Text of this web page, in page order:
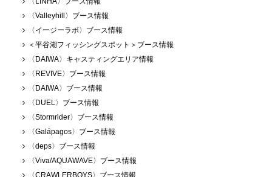
〈Valleyhill〉ブース情報
〈イージーラボ〉ブース情報
＜平谷湖フィッシングスポット＞ブース情報
〈DAIWA〉キャスティングエリア情報
〈REVIVE〉ブース情報
〈DAIWA〉ブース情報
〈DUEL〉ブース情報
〈Stormrider〉ブース情報
〈Galápagos〉ブース情報
〈deps〉ブース情報
〈Viva/AQUAWAVE〉ブース情報
〈CRAWLERBOYS〉ブース情報